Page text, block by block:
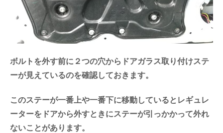
ボルトを外す前に２つの穴からドアガラス取り付けステ
ーが見えているのを確認しておきます。
このステーが一番上や一番下に移動しているとレギュレ
ーターをドアから外すときにステーが引っかかって外れ
ないことがあります。